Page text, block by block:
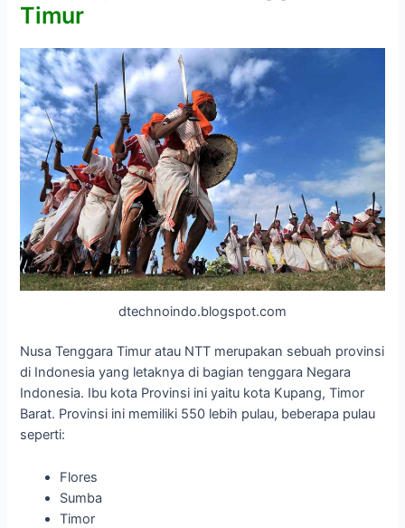
Timur
dtechnoindo.blogspot.com
Nusa Tenggara Timur atau NTT merupakan sebuah provinsi
di Indonesia yang letaknya di bagian tenggara Negara
Indonesia. Ibu kota Provinsi ini yaitu kota Kupang, Timor
Barat. Provinsi ini memiliki 550 lebih pulau, beberapa pulau
seperti:
Flores
Sumba
Timor